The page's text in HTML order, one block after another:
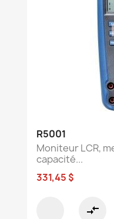
R5001
Moniteur LCR,
capacité...
331,45 $
compare_arrows